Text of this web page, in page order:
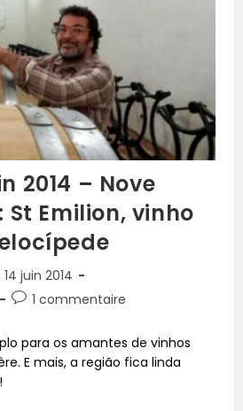
2014 – Nove
St Emilion, vinho
14 juin 2014
1 commentaire
para os amantes de vinhos
E mais, a região fica linda